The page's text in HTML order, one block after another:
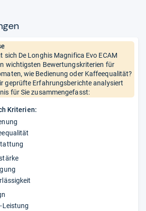
sich De Longhis Magnifica Evo ECAM
wichtigsten Bewertungskriterien für
wie Bedienung oder Kaffeequalität?
geprüfte Erfahrungsberichte analysiert
für Sie zusammengefasst:
Kriterien:
Leistung